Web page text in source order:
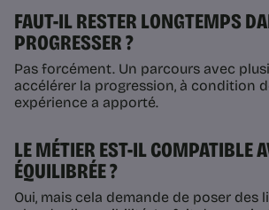
FAUT-IL RESTER LONGTEMPS
PROGRESSER ?
Pas forcément. Un parcours avec
accélérer la progression, à condition
expérience a apporté.
LE MÉTIER EST-IL COMPATIBLE
ÉQUILIBRÉE ?
Oui, mais cela demande de poser